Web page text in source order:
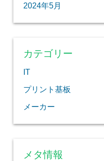
2024年5月
カテゴリー
IT
プリント基板
メーカー
メタ情報